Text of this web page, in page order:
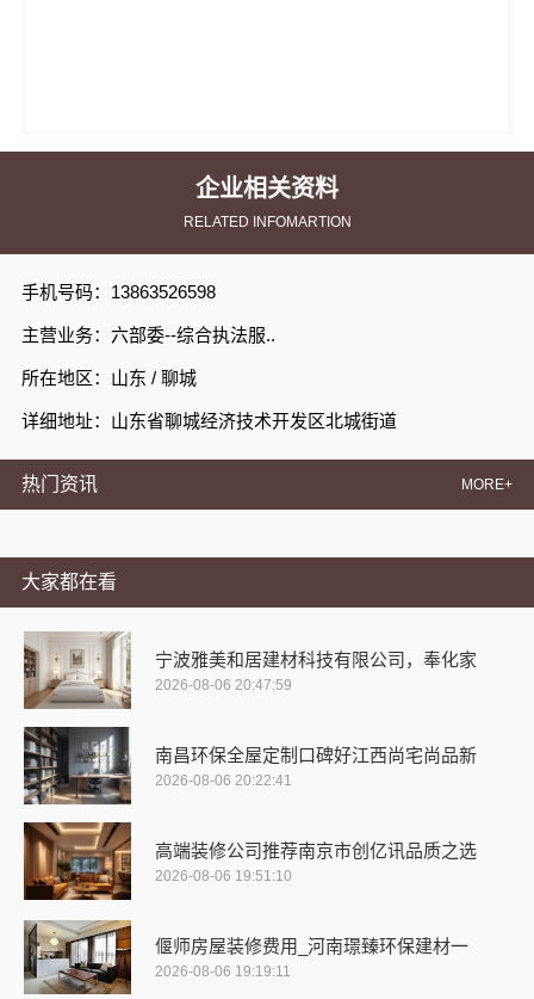
企业相关资料
RELATED INFOMARTION
手机号码：13863526598
主营业务：六部委--综合执法服..
所在地区：山东 / 聊城
详细地址：山东省聊城经济技术开发区北城街道
热门资讯 MORE+
大家都在看
宁波雅美和居建材科技有限公司，奉化家
2026-08-06 20:47:59
南昌环保全屋定制口碑好江西尚宅尚品新
2026-08-06 20:22:41
高端装修公司推荐南京市创亿讯品质之选
2026-08-06 19:51:10
偃师房屋装修费用_河南璟臻环保建材一
2026-08-06 19:19:11